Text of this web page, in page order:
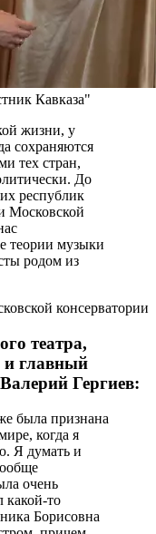
Кавказа"
жизни, у
сохраняются
тех стран,
До
республик
Московской
теории музыки
родом из
консерватории
театра,
и главный
Гергиев:
была признана
когда я
Я думать и
очень
какой-то
Борисовна